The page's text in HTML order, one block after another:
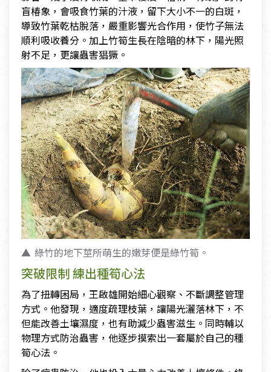
盲椿象，會吸食竹葉的汁液，留下大小不一的白斑，
導致竹葉乾枯脫落，嚴重影響光合作用，使竹子無法
順利吸收養分。加上竹筍生長在陰暗的林下，陽光照
射不足，更讓蟲害猖獗。
綠竹的地下莖所萌生的嫩芽便是綠竹筍。
突破限制 練出種筍心法
為了扭轉困局，王啟雄開始細心觀察、不斷調整管理
方式。他發現，適度疏理枝葉，讓陽光灑落林下，不
但能改善土壤濕度，也有助減少蟲害滋生。同時輔以
物理方式防治蟲害，他逐步摸索出一套屬於自己的種
筍心法。